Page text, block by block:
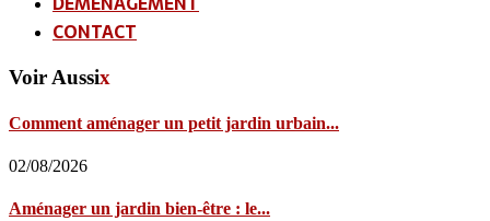
CONTACT
Voir Aussix
Comment aménager un petit jardin urbain...
02/08/2026
Aménager un jardin bien-être : le...